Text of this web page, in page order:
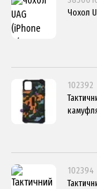
Чохол
102392
102394